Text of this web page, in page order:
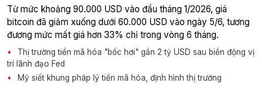
Từ mức khoảng 90.000 USD vào đầu tháng 1/2026, giá
bitcoin đã giảm xuống dưới 60.000 USD vào ngày 5/6, tương
đương mức mất giá hơn 33% chỉ trong vòng 6 tháng.
Thị trường tiền mã hóa "bốc hơi" gần 2 tỷ USD sau biến động vị
trí lãnh đạo Fed
Mỹ siết khung pháp lý tiền mã hóa, định hình thị trường